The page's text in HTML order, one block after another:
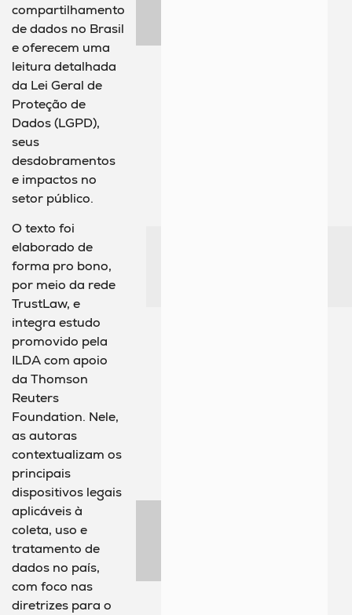
compartilhamento
de dados no Brasil
e oferecem uma
leitura detalhada
da Lei Geral de
Proteção de
Dados (LGPD),
seus
desdobramentos
e impactos no
setor público.
O texto foi
elaborado de
forma pro bono,
por meio da rede
TrustLaw, e
integra estudo
promovido pela
ILDA com apoio
da Thomson
Reuters
Foundation. Nele,
as autoras
contextualizam os
principais
dispositivos legais
aplicáveis à
coleta, uso e
tratamento de
dados no país,
com foco nas
diretrizes para o